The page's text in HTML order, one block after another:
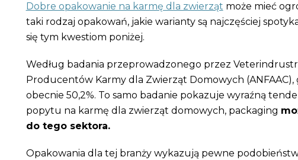
Dobre opakowanie na karmę dla zwierząt może mieć
taki rodzaj opakowań, jakie warianty są najczęściej
się tym kwestiom poniżej.
Według badania przeprowadzonego przez
Producentów Karmy dla Zwierząt Domowych
obecnie 50,2%. To samo badanie pokazuje wyraźną
popytu na karmę dla zwierząt domowych, packaging
do tego sektora.
Opakowania dla tej branży wykazują pewne